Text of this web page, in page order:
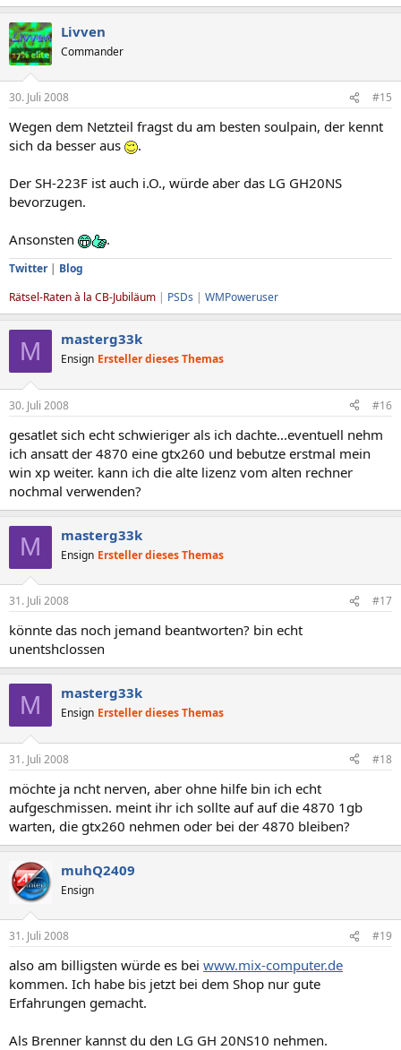
Livven
Commander
30. Juli 2008 #15
Wegen dem Netzteil fragst du am besten soulpain, der kennt
sich da besser aus
.
Der SH-223F ist auch i.O., würde aber das LG GH20NS
bevorzugen.
Ansonsten .
Twitter| Blog
Rätsel-Raten à la CB-Jubiläum | PSDs | WMPoweruser
M masterg33k
Ensign Ersteller dieses Themas
30. Juli 2008 #16
gesatlet sich echt schwieriger als ich dachte...eventuell nehm
ich ansatt der 4870 eine gtx260 und bebutze erstmal mein
win xp weiter. kann ich die alte lizenz vom alten rechner
nochmal verwenden?
M masterg33k
Ensign Ersteller dieses Themas
31. Juli 2008 #17
könnte das noch jemand beantworten? bin echt
unentshclossen
M masterg33k
Ensign Ersteller dieses Themas
31. Juli 2008 #18
möchte ja ncht nerven, aber ohne hilfe bin ich echt
aufgeschmissen. meint ihr ich sollte auf auf die 4870 1gb
warten, die gtx260 nehmen oder bei der 4870 bleiben?
muhQ2409
Ensign
31. Juli 2008 #19
also am billigsten würde es bei www.mix-computer.de
kommen. Ich habe bis jetzt bei dem Shop nur gute
Erfahrungen gemacht.
Als Brenner kannst du den LG GH 20NS10 nehmen.